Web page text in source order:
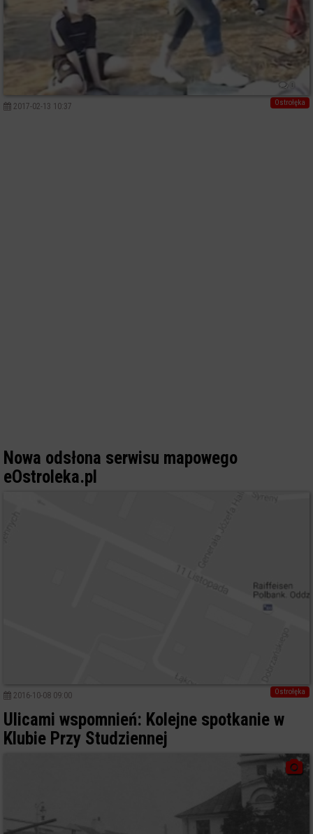
0
Ostrołęka
2017-02-13 10:37
Nowa odsłona serwisu mapowego
eOstroleka.pl
Ostrołęka
2016-10-08 09:00
Ulicami wspomnień: Kolejne spotkanie w
Klubie Przy Studziennej